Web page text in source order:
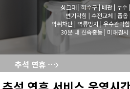
싱크대 | 하수구 | 배관 | 누수
변기막힘 | 수전교체 | 폽옵
악취차단 | 역류방지 | 우수관막
30분 내 신속출동 | 미해결
추석 연휴 서비스 운영시간 안내